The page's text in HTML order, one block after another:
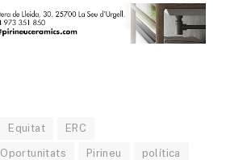
Equitat ERC
Oportunitats Pirineu política